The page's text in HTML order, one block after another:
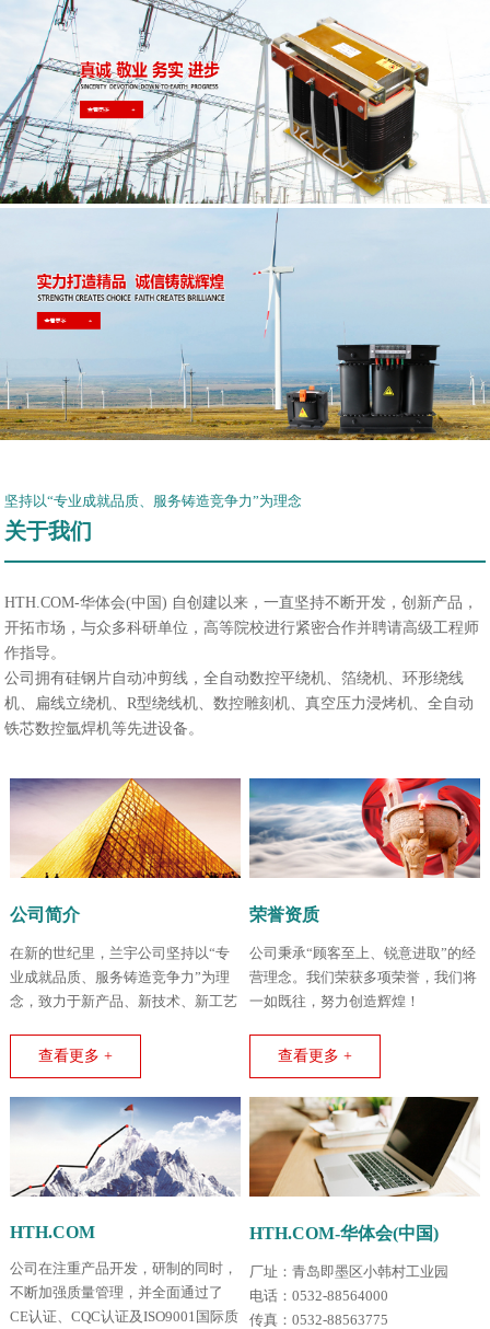
坚持以“专业成就品质、服务铸造竞争力”为理念
关于我们
HTH.COM-华体会(中国) 自创建以来，一直坚持不断开发，创新产品，
开拓市场，与众多科研单位，高等院校进行紧密合作并聘请高级工程师
作指导。
公司拥有硅钢片自动冲剪线，全自动数控平绕机、箔绕机、环形绕线
机、扁线立绕机、R型绕线机、数控雕刻机、真空压力浸烤机、全自动
铁芯数控氩焊机等先进设备。
公司简介
在新的世纪里，兰宇公司坚持以“专
业成就品质、服务铸造竞争力”为理
念，致力于新产品、新技术、新工艺
查看更多 +
荣誉资质
公司秉承“顾客至上、锐意进取”的经
营理念。我们荣获多项荣誉，我们将
一如既往，努力创造辉煌！
查看更多 +
HTH.COM
公司在注重产品开发，研制的同时，
不断加强质量管理，并全面通过了
CE认证、CQC认证及ISO9001国际质
HTH.COM-华体会(中国)
厂址：青岛即墨区小韩村工业园
电话：0532-88564000
传真：0532-88563775